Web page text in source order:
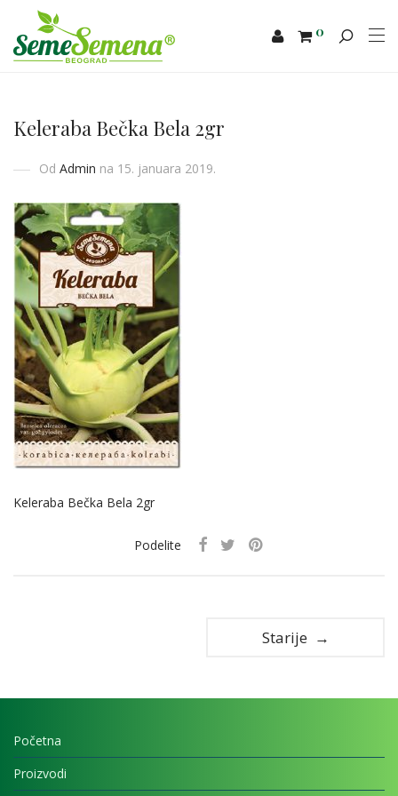
0
Keleraba Bečka Bela 2gr
Od Admin na 15. januara 2019.
Keleraba Bečka Bela 2gr
Podelite
Starije →
Početna
Proizvodi